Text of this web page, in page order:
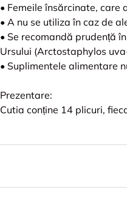
• Femeile însărcinate,
• A nu se utiliza în caz de
• Se recomandă prudență
Ursului (Arctostaphylos
• Suplimentele alimentare
Prezentare:
Cutia conține 14 plicuri,